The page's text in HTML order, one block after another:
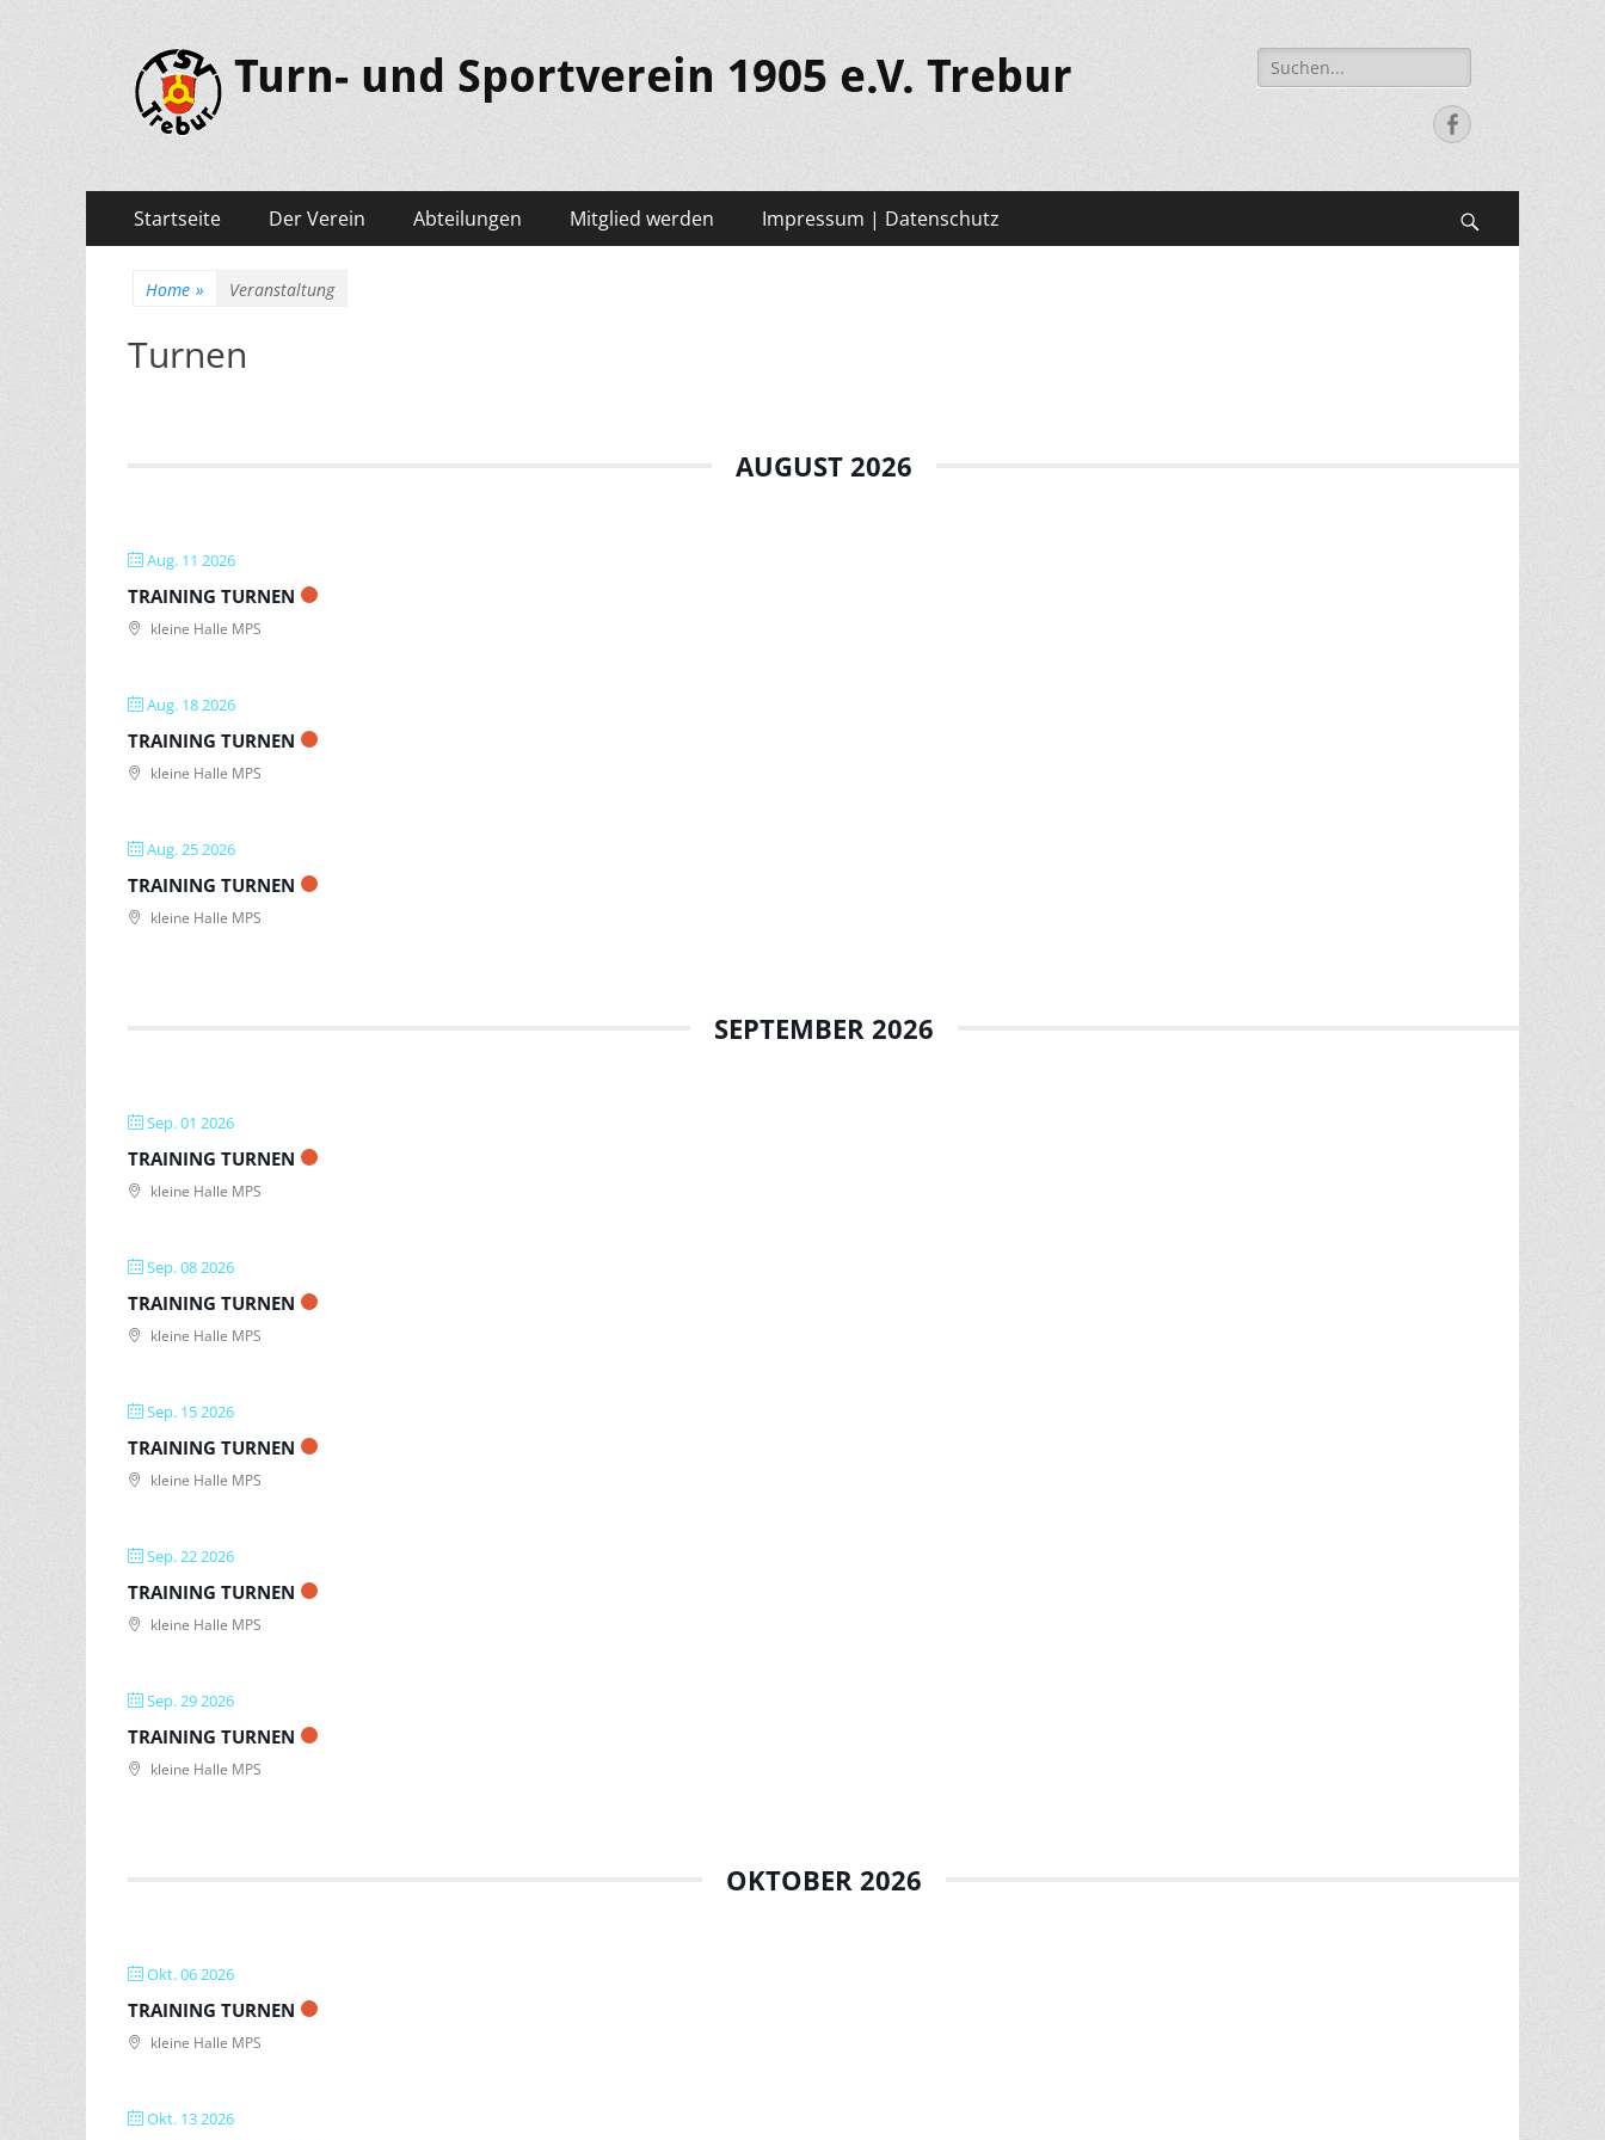
Turn- und Sportverein 1905 e.V. Trebur
Suche
nach:
Facebook
Primäres
Menü
zum
Startseite Der Verein Abteilungen Mitglied werden Impressum | Datenschutz
Home » Veranstaltung
Turnen
AUGUST 2026
Aug. 11 2026
TRAINING TURNEN
kleine Halle MPS
Aug. 18 2026
TRAINING TURNEN
kleine Halle MPS
Aug. 25 2026
TRAINING TURNEN
kleine Halle MPS
SEPTEMBER 2026
Sep. 01 2026
TRAINING TURNEN
kleine Halle MPS
Sep. 08 2026
TRAINING TURNEN
kleine Halle MPS
Sep. 15 2026
TRAINING TURNEN
kleine Halle MPS
Sep. 22 2026
TRAINING TURNEN
kleine Halle MPS
Sep. 29 2026
TRAINING TURNEN
kleine Halle MPS
OKTOBER 2026
Okt. 06 2026
TRAINING TURNEN
kleine Halle MPS
Okt. 13 2026